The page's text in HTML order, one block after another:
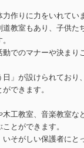
作りに力をいれてい
教室もあり、子供た
でのマナーや決まり
」が設けられており
できます。
工教室、音楽教室な
とができます。
そがしい保護者にと